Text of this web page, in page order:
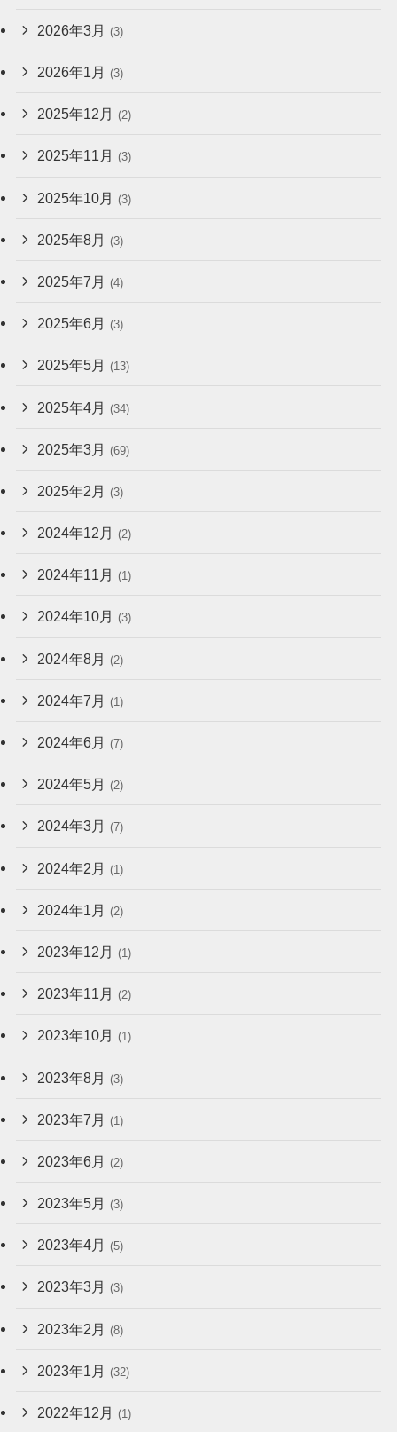
2026年3月 (3)
2026年1月 (3)
2025年12月 (2)
2025年11月 (3)
2025年10月 (3)
2025年8月 (3)
2025年7月 (4)
2025年6月 (3)
2025年5月 (13)
2025年4月 (34)
2025年3月 (69)
2025年2月 (3)
2024年12月 (2)
2024年11月 (1)
2024年10月 (3)
2024年8月 (2)
2024年7月 (1)
2024年6月 (7)
2024年5月 (2)
2024年3月 (7)
2024年2月 (1)
2024年1月 (2)
2023年12月 (1)
2023年11月 (2)
2023年10月 (1)
2023年8月 (3)
2023年7月 (1)
2023年6月 (2)
2023年5月 (3)
2023年4月 (5)
2023年3月 (3)
2023年2月 (8)
2023年1月 (32)
2022年12月 (1)